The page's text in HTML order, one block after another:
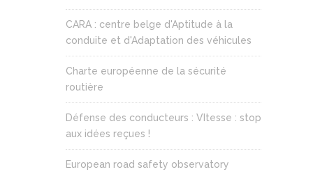
CARA : centre belge d'Aptitude à la
conduite et d'Adaptation des véhicules
Charte européenne de la sécurité
routière
Défense des conducteurs : VItesse : stop
aux idées reçues !
European road safety observatory